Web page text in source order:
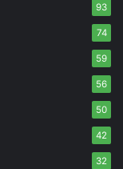
93
74
59
56
50
42
32